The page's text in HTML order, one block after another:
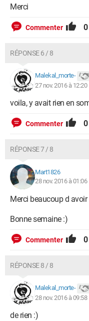
Merci
Commenter 0
RÉPONSE 6 / 8
Malekal_morte-
27 nov. 2016 à 12:20
voila, y avait rien en
Commenter 0
RÉPONSE 7 / 8
Mart1826
28 nov. 2016 à 01:06
Merci beaucoup d
Bonne semaine :)
Commenter 0
RÉPONSE 8 / 8
Malekal_morte-
28 nov. 2016 à 09:58
de rien :)